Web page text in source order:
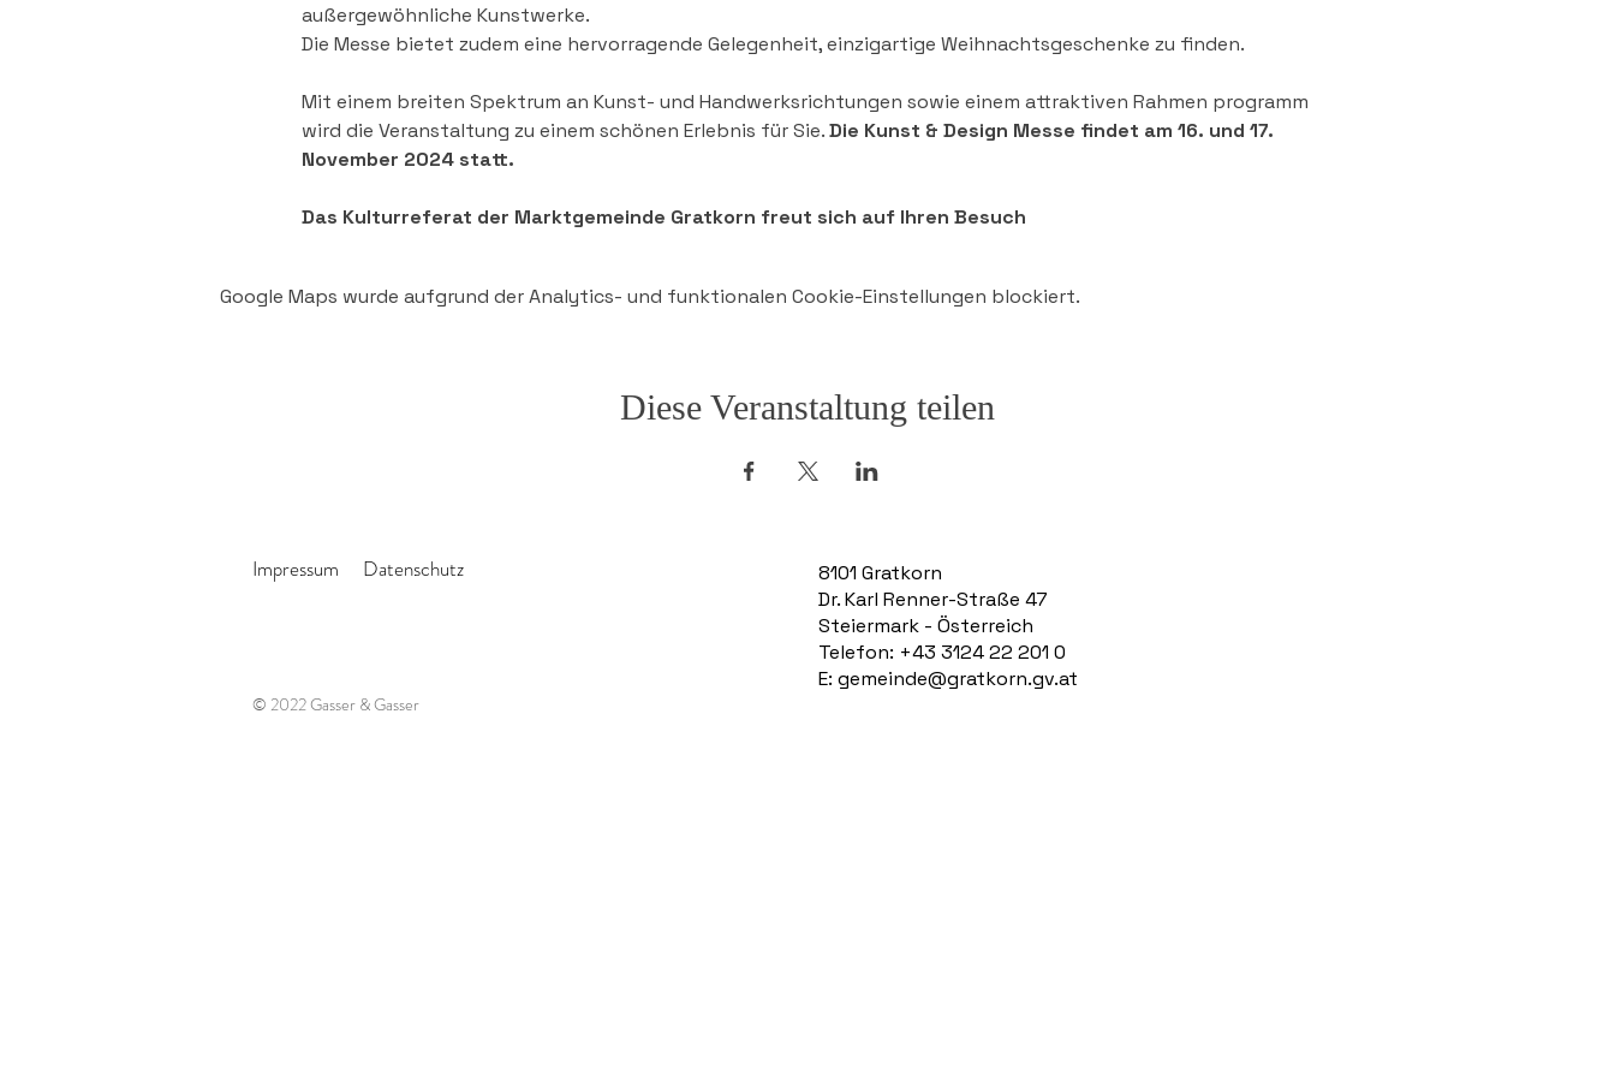
außergewöhnliche Kunstwerke.
Die Messe bietet zudem eine hervorragende Gelegenheit, einzigartige Weihnachtsgeschenke zu finden.
Mit einem breiten Spektrum an Kunst- und Handwerksrichtungen sowie einem attraktiven Rahmen programm
wird die Veranstaltung zu einem schönen Erlebnis für Sie. Die Kunst & Design Messe findet am 16. und 17.
November 2024 statt.
Das Kulturreferat der Marktgemeinde Gratkorn freut sich auf Ihren Besuch
Google Maps wurde aufgrund der Analytics- und funktionalen Cookie-Einstellungen blockiert.
Diese Veranstaltung teilen
Impressum Datenschutz
8101 Gratkorn
Dr. Karl Renner-Straße 47
Steiermark - Österreich
Telefon: +43 3124 22 201 0
E: gemeinde@gratkorn.gv.at
© 2022 Gasser & Gasser